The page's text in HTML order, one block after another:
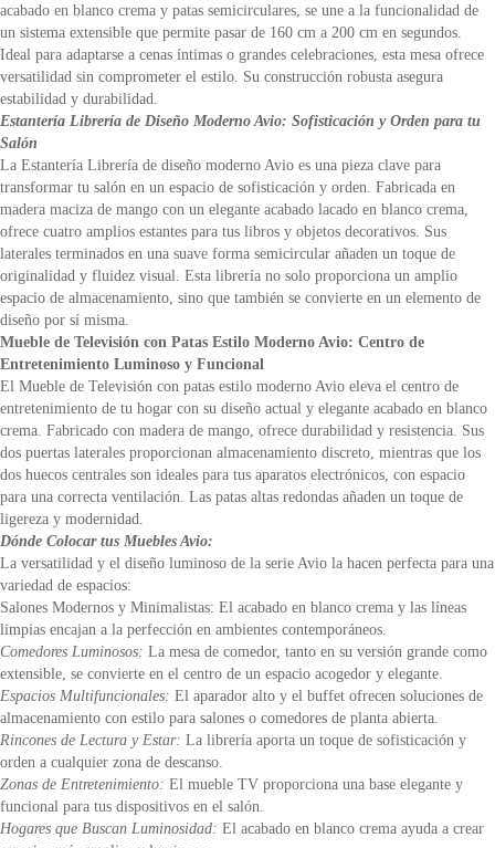
acabado en blanco crema y patas semicirculares, se une a la funcionalidad de
un sistema extensible que permite pasar de 160 cm a 200 cm en segundos.
Ideal para adaptarse a cenas íntimas o grandes celebraciones, esta mesa ofrece
versatilidad sin comprometer el estilo. Su construcción robusta asegura
estabilidad y durabilidad.
Estantería Librería de Diseño Moderno Avio: Sofisticación y Orden para tu
Salón
La Estantería Librería de diseño moderno Avio es una pieza clave para
transformar tu salón en un espacio de sofisticación y orden. Fabricada en
madera maciza de mango con un elegante acabado lacado en blanco crema,
ofrece cuatro amplios estantes para tus libros y objetos decorativos. Sus
laterales terminados en una suave forma semicircular añaden un toque de
originalidad y fluidez visual. Esta librería no solo proporciona un amplio
espacio de almacenamiento, sino que también se convierte en un elemento de
diseño por sí misma.
Mueble de Televisión con Patas Estilo Moderno Avio: Centro de
Entretenimiento Luminoso y Funcional
El Mueble de Televisión con patas estilo moderno Avio eleva el centro de
entretenimiento de tu hogar con su diseño actual y elegante acabado en blanco
crema. Fabricado con madera de mango, ofrece durabilidad y resistencia. Sus
dos puertas laterales proporcionan almacenamiento discreto, mientras que los
dos huecos centrales son ideales para tus aparatos electrónicos, con espacio
para una correcta ventilación. Las patas altas redondas añaden un toque de
ligereza y modernidad.
Dónde Colocar tus Muebles Avio:
La versatilidad y el diseño luminoso de la serie Avio la hacen perfecta para una
variedad de espacios:
Salones Modernos y Minimalistas: El acabado en blanco crema y las líneas
limpias encajan a la perfección en ambientes contemporáneos.
Comedores Luminosos: La mesa de comedor, tanto en su versión grande como
extensible, se convierte en el centro de un espacio acogedor y elegante.
Espacios Multifuncionales: El aparador alto y el buffet ofrecen soluciones de
almacenamiento con estilo para salones o comedores de planta abierta.
Rincones de Lectura y Estar: La librería aporta un toque de sofisticación y
orden a cualquier zona de descanso.
Zonas de Entretenimiento: El mueble TV proporciona una base elegante y
funcional para tus dispositivos en el salón.
Hogares que Buscan Luminosidad: El acabado en blanco crema ayuda a crear